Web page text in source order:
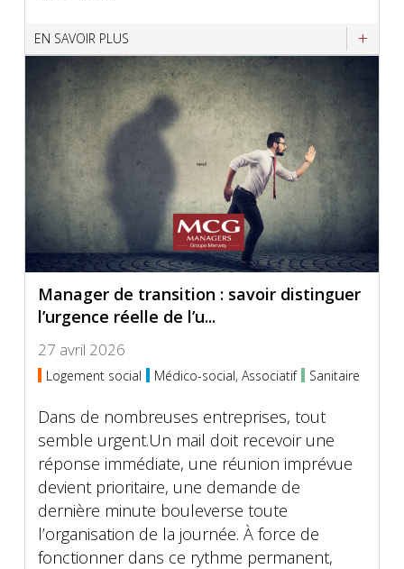
EN SAVOIR PLUS
Manager de transition : savoir distinguer
l’urgence réelle de l’u...
27 avril 2026
Logement social Médico-social, Associatif Sanitaire
Dans de nombreuses entreprises, tout
semble urgent.Un mail doit recevoir une
réponse immédiate, une réunion imprévue
devient prioritaire, une demande de
dernière minute bouleverse toute
l’organisation de la journée. À force de
fonctionner dans ce rythme permanent,